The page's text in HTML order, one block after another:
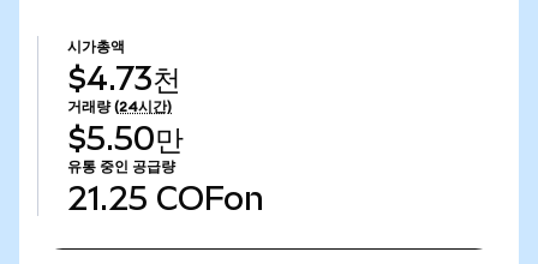
시가총액
$4.73천
거래량 (24시간)
$5.50만
유통 중인 공급량
21.25 COFon